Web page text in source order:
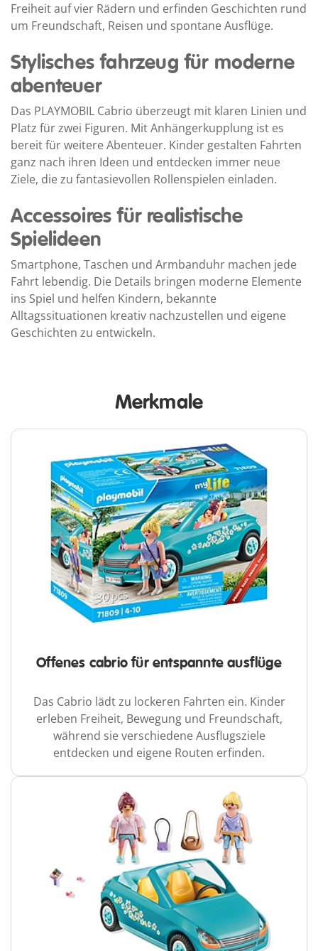
Freiheit auf vier Rädern und erfinden Geschichten rund
um Freundschaft, Reisen und spontane Ausflüge.
Stylisches fahrzeug für moderne
abenteuer
Das PLAYMOBIL Cabrio überzeugt mit klaren Linien und
Platz für zwei Figuren. Mit Anhängerkupplung ist es
bereit für weitere Abenteuer. Kinder gestalten Fahrten
ganz nach ihren Ideen und entdecken immer neue
Ziele, die zu fantasievollen Rollenspielen einladen.
Accessoires für realistische
Spielideen
Smartphone, Taschen und Armbanduhr machen jede
Fahrt lebendig. Die Details bringen moderne Elemente
ins Spiel und helfen Kindern, bekannte
Alltagssituationen kreativ nachzustellen und eigene
Geschichten zu entwickeln.
Merkmale
Offenes cabrio für entspannte ausflüge
Das Cabrio lädt zu lockeren Fahrten ein. Kinder
erleben Freiheit, Bewegung und Freundschaft,
während sie verschiedene Ausflugsziele
entdecken und eigene Routen erfinden.